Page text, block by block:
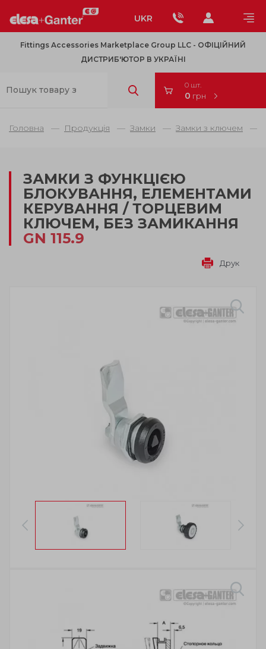
UKR
Fittings Accessories Marketplace Group LLC - OФІЦІЙНИЙ
ДИСТРИБ'ЮТОР В УКРАЇНІ
0 шт.
0 грн
Головна Продукція Замки Замки з ключем
ЗАМКИ З ФУНКЦІЄЮ
БЛОКУВАННЯ, ЕЛЕМЕНТАМИ
КЕРУВАННЯ / ТОРЦЕВИМ
КЛЮЧЕМ, БЕЗ ЗАМИКАННЯ
GN 115.9
Друк